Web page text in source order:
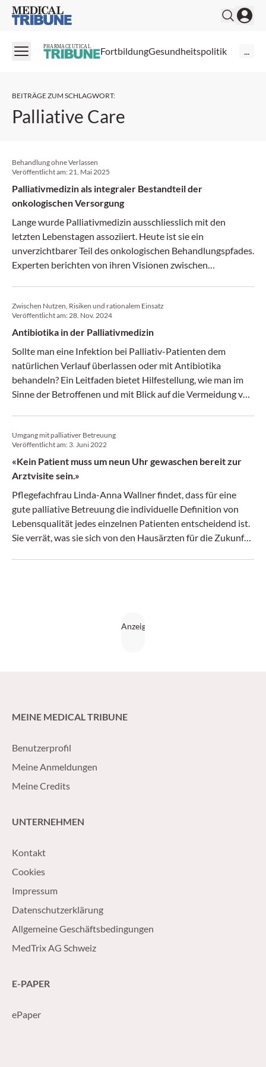
Medical Tribune
PHARMACEUTICAL FortbildungGesundheitspolitik ...
BEITRÄGE ZUM SCHLAGWORT:
Palliative Care
Behandlung ohne Verlassen
Veröffentlicht am: 21. Mai 2025
Palliativmedizin als integraler Bestandteil der
onkologischen Versorgung
Lange wurde Palliativmedizin ausschliesslich mit den
letzten Lebenstagen assoziiert. Heute ist sie ein
unverzichtbarer Teil des onkologischen Behandlungspfades.
Experten berichten von ihren Visionen zwischen
Zwischen Nutzen, Risiken und rationalem Einsatz
Veröffentlicht am: 28. Nov. 2024
Antibiotika in der Palliativmedizin
Sollte man eine Infektion bei Palliativ-Patienten dem
natürlichen Verlauf überlassen oder mit Antibiotika
behandeln? Ein Leitfaden bietet Hilfestellung, wie man im
Sinne der Betroffenen und mit Blick auf die Vermeidung von
Umgang mit palliativer Betreuung
Veröffentlicht am: 3. Juni 2022
«Kein Patient muss um neun Uhr gewaschen bereit zur
Arztvisite sein.»
Pflegefachfrau Linda-Anna Wallner findet, dass für eine
gute palliative Betreuung die individuelle Definition von
Lebensqualität jedes einzelnen Patienten entscheidend ist.
Sie verrät, was sie sich von den Hausärzten für die Zukunft
MEINE MEDICAL TRIBUNE
Benutzerprofil
Meine Anmeldungen
Meine Credits
UNTERNEHMEN
Kontakt
Cookies
Impressum
Datenschutzerklärung
Allgemeine Geschäftsbedingungen
MedTrix AG Schweiz
E-PAPER
ePaper